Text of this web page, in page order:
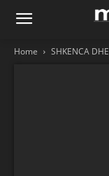
Home SHKENCA